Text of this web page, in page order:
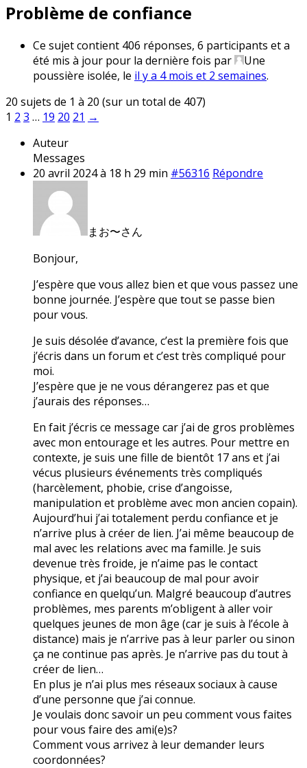
Problème de confiance
Ce sujet contient 406 réponses, 6 participants et a
été mis à jour pour la dernière fois par
Une
poussière isolée, le il y a 4 mois et 2 semaines.
20 sujets de 1 à 20 (sur un total de 407)
1 2 3 … 19 20 21 →
Auteur
Messages
20 avril 2024 à 18 h 29 min #56316 Répondre
まお〜さん
Bonjour,
J’espère que vous allez bien et que vous passez une
bonne journée. J’espère que tout se passe bien
pour vous.
Je suis désolée d’avance, c’est la première fois que
j’écris dans un forum et c’est très compliqué pour
moi.
J’espère que je ne vous dérangerez pas et que
j’aurais des réponses…
En fait j’écris ce message car j’ai de gros problèmes
avec mon entourage et les autres. Pour mettre en
contexte, je suis une fille de bientôt 17 ans et j’ai
vécus plusieurs événements très compliqués
(harcèlement, phobie, crise d’angoisse,
manipulation et problème avec mon ancien copain).
Aujourd’hui j’ai totalement perdu confiance et je
n’arrive plus à créer de lien. J’ai même beaucoup de
mal avec les relations avec ma famille. Je suis
devenue très froide, je n’aime pas le contact
physique, et j’ai beaucoup de mal pour avoir
confiance en quelqu’un. Malgré beaucoup d’autres
problèmes, mes parents m’obligent à aller voir
quelques jeunes de mon âge (car je suis à l’école à
distance) mais je n’arrive pas à leur parler ou sinon
ça ne continue pas après. Je n’arrive pas du tout à
créer de lien…
En plus je n’ai plus mes réseaux sociaux à cause
d’une personne que j’ai connue.
Je voulais donc savoir un peu comment vous faites
pour vous faire des ami(e)s?
Comment vous arrivez à leur demander leurs
coordonnées?